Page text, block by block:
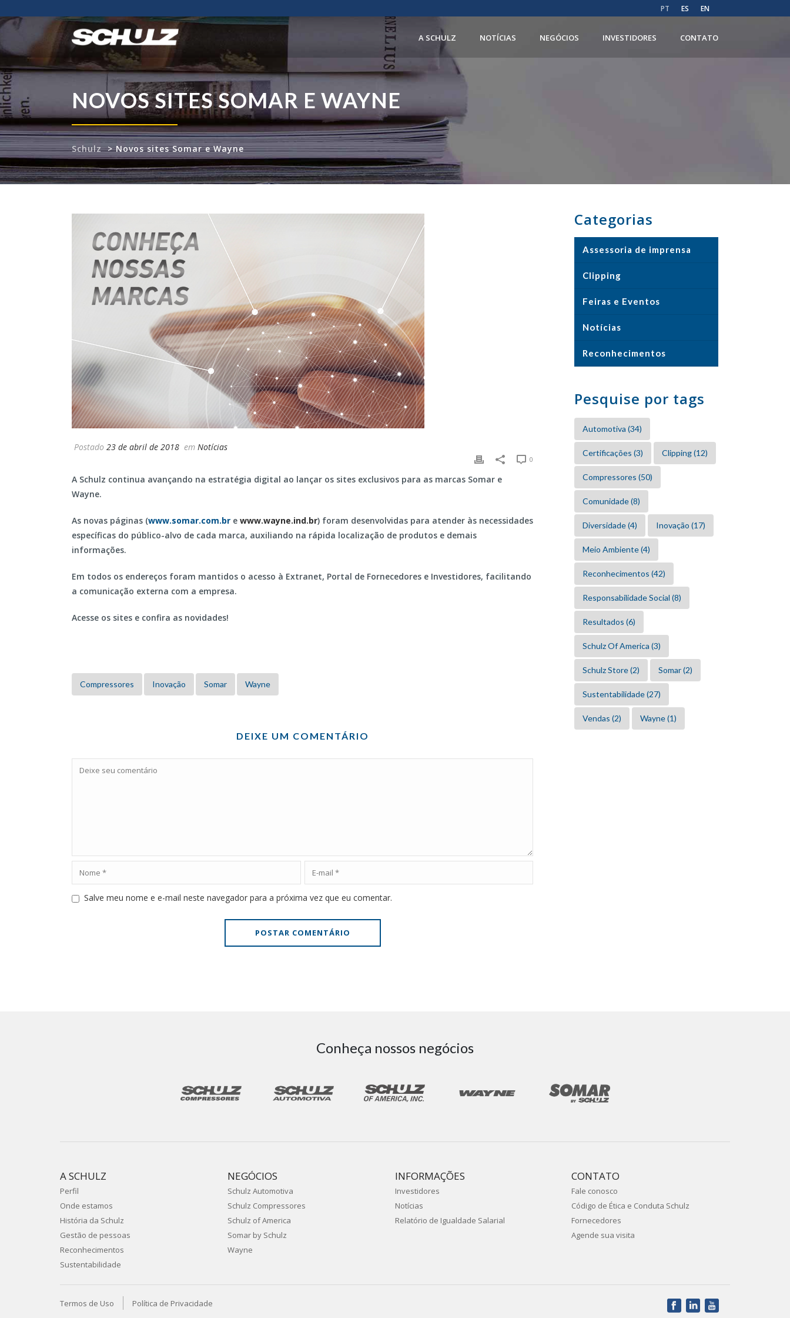
PT ES EN
A SCHULZ NOTÍCIAS NEGÓCIOS INVESTIDORES CONTATO
NOVOS SITES SOMAR E WAYNE
Schulz >Novos sites Somar e Wayne
Postado 23 de abril de 2018 em Notícias
0
A Schulz continua avançando na estratégia digital ao lançar os sites exclusivos para as marcas Somar e
Wayne.
As novas páginas (www.somar.com.br e www.wayne.ind.br) foram desenvolvidas para atender às necessidades
específicas do público-alvo de cada marca, auxiliando na rápida localização de produtos e demais
informações.
Em todos os endereços foram mantidos o acesso à Extranet, Portal de Fornecedores e Investidores, facilitando
a comunicação externa com a empresa.
Acesse os sites e confira as novidades!
Compressores Inovação Somar Wayne
DEIXE UM COMENTÁRIO
Salve meu nome e e-mail neste navegador para a próxima vez que eu comentar.
Categorias
Assessoria de imprensa
Clipping
Feiras e Eventos
Notícias
Reconhecimentos
Pesquise por tags
Automotiva (34)
Certificações (3) Clipping(12)
Compressores (50)
Comunidade(8)
Diversidade(4) Inovação (17)
Meio Ambiente(4)
Reconhecimentos (42)
Responsabilidade Social (8)
Resultados (6)
Schulz Of America (3)
Schulz Store(2) Somar(2)
Sustentabilidade(27)
Vendas (2) Wayne(1)
Conheça nossos negócios
A SCHULZ
Perfil
Onde estamos
História da Schulz
Gestão de pessoas
Reconhecimentos
Sustentabilidade
NEGÓCIOS
Schulz Automotiva
Schulz Compressores
Schulz of America
Somar by Schulz
Wayne
INFORMAÇÕES
Investidores
Notícias
Relatório de Igualdade Salarial
CONTATO
Fale conosco
Código de Ética e Conduta Schulz
Fornecedores
Agende sua visita
Termos de Uso Política de Privacidade